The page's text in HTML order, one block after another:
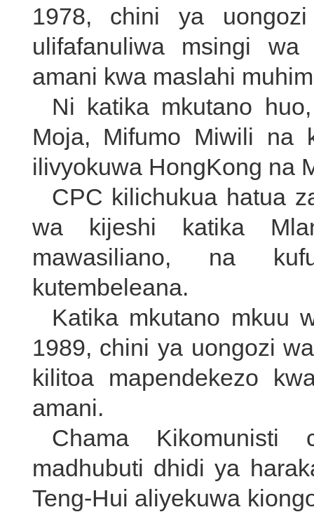
1978, chini ya
ulifafanuliwa msingi
amani kwa maslahi
Ni katika mkutano
Moja, Mifumo Miwili na
ilivyokuwa HongKong na
CPC kilichukua hatua
wa kijeshi katika
mawasiliano, na
kutembeleana.
Katika mkutano mkuu
1989, chini ya uongozi
kilitoa mapendekezo
amani.
Chama Kikomunisti
madhubuti dhidi ya
Teng-Hui aliyekuwa